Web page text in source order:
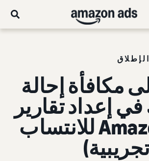
مكافأة إحالة
في إعداد تقارير
رؤى Amazon للانتساب